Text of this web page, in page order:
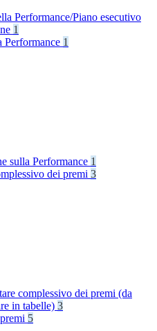
Performance/Piano esecutivo
1
Performance 1
sulla Performance 1
dei premi 3
complessivo dei premi (da
in tabelle) 3
5